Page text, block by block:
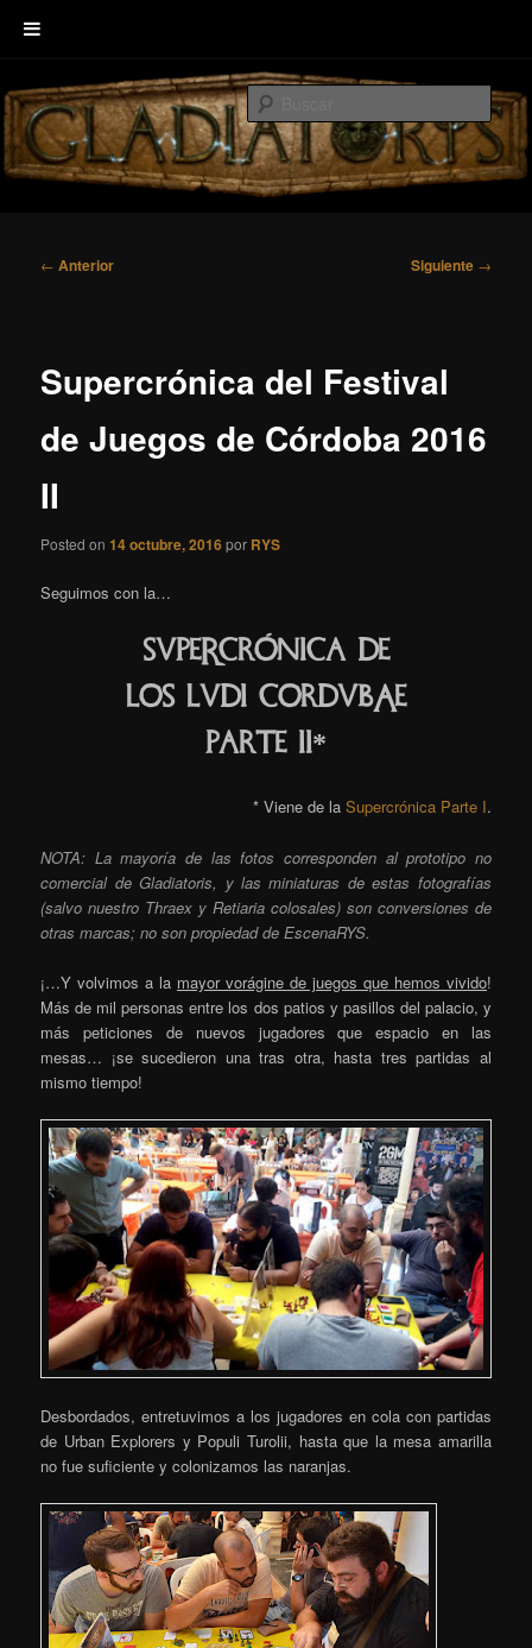
al
contenido
principalEscenaRYS
Welcome to GLADIATORIS, the board game about Roman amphitheater’s
combats.
Navegación
← Anterior Siguiente →
Supercrónica del Festival
de Juegos de Córdoba 2016
II
Posted on14 octubre, 2016por RYS
Seguimos con la…
SUPERCrÓNICaDE
LOS LUDI COrDUBAe
Parte II*
* Viene de la Supercrónica Parte I.
NOTA: La mayoría de las fotos corresponden al prototipo no
comercial de Gladiatoris, y las miniaturas de estas fotografías
(salvo nuestro Thraex y Retiaria colosales) son conversiones de
otras marcas; no son propiedad de EscenaRYS.
¡…Y volvimos a la mayor vorágine de juegos que hemos vivido!
Más de mil personas entre los dos patios y pasillos del palacio, y
más peticiones de nuevos jugadores que espacio en las
mesas… ¡se sucedieron una tras otra, hasta tres partidas al
mismo tiempo!
Desbordados, entretuvimos a los jugadores en cola con partidas
de Urban Explorers y Populi Turolii, hasta que la mesa amarilla
no fue suficiente y colonizamos las naranjas.